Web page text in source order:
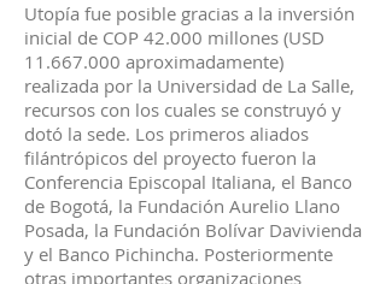
Utopía fue posible gracias a la inversión
inicial de COP 42.000 millones (USD
11.667.000 aproximadamente)
realizada por la Universidad de La Salle,
recursos con los cuales se construyó y
dotó la sede. Los primeros aliados
filántrópicos del proyecto fueron la
Conferencia Episcopal Italiana, el Banco
de Bogotá, la Fundación Aurelio Llano
Posada, la Fundación Bolívar Davivienda
y el Banco Pichincha. Posteriormente
otras importantes organizaciones